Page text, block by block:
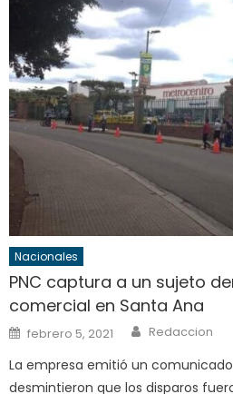
Nacionales
PNC captura a un sujeto
comercial en Santa Ana
Posted
on
febrero 5, 2021 Author
Redaccion
La empresa emitió un
desmintieron que los disparos